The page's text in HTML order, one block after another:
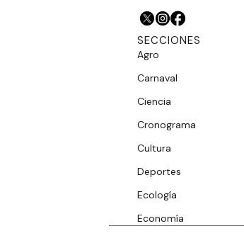
SECCIONES
Agro
Carnaval
Ciencia
Cronograma
Cultura
Deportes
Ecología
Economía